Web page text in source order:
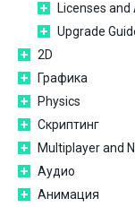
Licenses
Upgrade
2D
Графика
Physics
Скриптинг
Multiplayer and
Аудио
Анимация